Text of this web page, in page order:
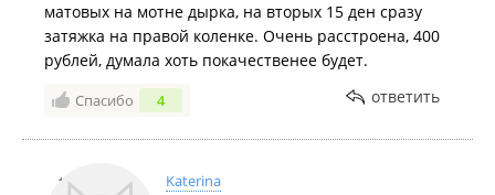
матовых на мотне дырка, на вторых 15 ден сразу
затяжка на правой коленке. Очень расстроена, 400
рублей, думала хоть покачественее будет.
Спасибо 4 ответить
Katerina